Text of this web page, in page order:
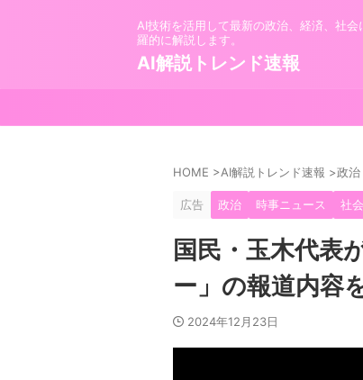
AI技術を活用して最新の政治、経済、社
羅的に解説します。
AI解説トレンド速報
HOME >AI解説トレンド速報 >政治
広告 政治 時事ニュース 社会
国民・玉木代表
ー」の報道内容
2024年12月23日